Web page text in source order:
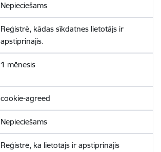
Nepieciešams
Reģistrē, kādas sīkdatnes lietotājs ir
apstiprinājis.
1 mēnesis
cookie-agreed
Nepieciešams
Reģistrē, ka lietotājs ir apstiprinājis